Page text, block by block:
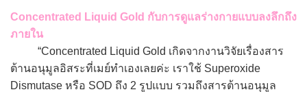
Concentrated Liquid Gold กับการดูแลร่างกายแบบลงลึกถึง
ภายใน
“Concentrated Liquid Gold เกิดจากงานวิจัยเรื่องสาร
ต้านอนุมูลอิสระที่เมย์ทำเองเลยค่ะ เราใช้ Superoxide
Dismutase หรือ SOD ถึง 2 รูปแบบ รวมถึงสารต้านอนุมูล